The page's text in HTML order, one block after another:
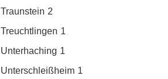
Traunstein 2
Treuchtlingen 1
Unterhaching 1
Unterschleißheim 1